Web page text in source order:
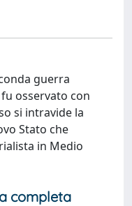
guerra
osservato con
si intravide la
Stato che
in Medio
completa